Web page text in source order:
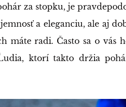
za stopku, je
a eleganciu, ale aj
máte radi. Často sa o vás
ktorí takto držia